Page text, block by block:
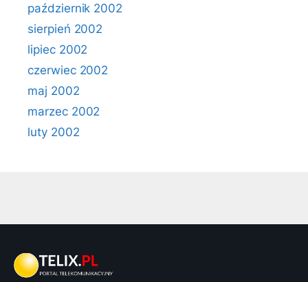
październik 2002
sierpień 2002
lipiec 2002
czerwiec 2002
maj 2002
marzec 2002
luty 2002